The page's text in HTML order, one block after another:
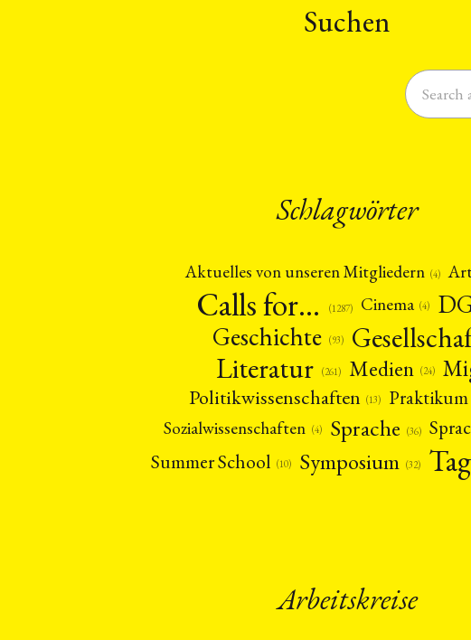
Aktuelles von unseren
Suchen
Schlagwörter
Aktuelles von unseren Mitgliedern (4)
Calls for… (1287) Cinema (4)
Geschichte (93)
Literatur (261) Medien (24)
Politikwissenschaften (13) Praktikum
Sozialwissenschaften (4) Sprache (36)
Summer School (10) Symposium (32)
Arbeitskreise